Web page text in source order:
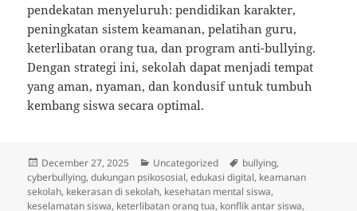
pendekatan menyeluruh: pendidikan karakter,
peningkatan sistem keamanan, pelatihan guru,
keterlibatan orang tua, dan program anti-bullying.
Dengan strategi ini, sekolah dapat menjadi tempat
yang aman, nyaman, dan kondusif untuk tumbuh
kembang siswa secara optimal.
Posted
on
December 27, 2025 Categories
Uncategorized Tags
bullying,
cyberbullying,dukungan psikososial,edukasi digital, keamanan
sekolah, kekerasan di sekolah, kesehatan mental siswa,
keselamatan siswa, keterlibatan orang tua, konflik antar siswa,